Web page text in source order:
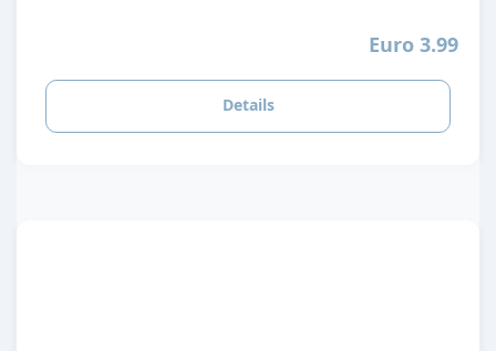
Euro 3.99
Details